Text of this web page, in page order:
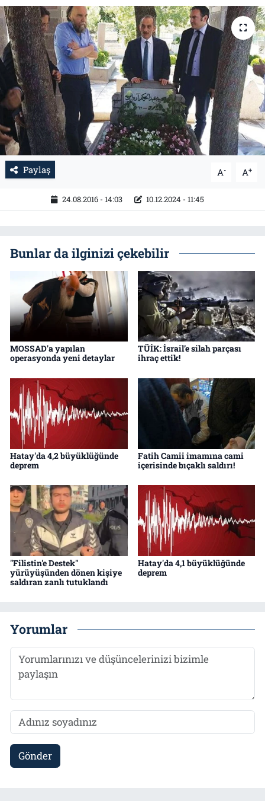
Paylaş A- A+
24.08.2016 - 14:03 10.12.2024 - 11:45
Bunlar da ilginizi çekebilir
MOSSAD'a yapılan
operasyonda yeni detaylar
TÜİK: İsrail’e silah parçası
ihraç ettik!
Hatay'da 4,2 büyüklüğünde
deprem
Fatih Camii imamına cami
içerisinde bıçaklı saldırı!
"Filistin'e Destek"
yürüyüşünden dönen kişiye
saldıran zanlı tutuklandı
Hatay'da 4,1 büyüklüğünde
deprem
Yorumlar
Gönder
Tarih
İletişim
Künye